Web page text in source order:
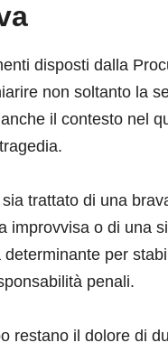
disposti dalla
non soltanto la
il contesto nel
trattato di una
improvvisa o di una
determinante per
penali.
restano il dolore di